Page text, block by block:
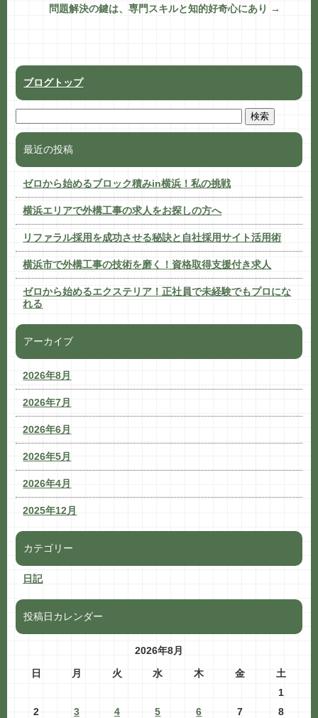
問題解決の鍵は、専門スキルと知的好奇心にあり →
ブログトップ
最近の投稿
ゼロから始めるブロック積みin横浜！私の挑戦
横浜エリアで外構工事の求人をお探しの方へ
リファラル採用を成功させる秘訣と自社採用サイト活用術
横浜市で外構工事の技術を磨く！資格取得支援付き求人
ゼロから始めるエクステリア！正社員で未経験でもプロにな
れる
アーカイブ
2026年8月
2026年7月
2026年6月
2026年5月
2026年4月
2025年12月
カテゴリー
日記
投稿日カレンダー
2026年8月
日
月 火 水 木 金
土
1
2
3 4 5 6 7 8